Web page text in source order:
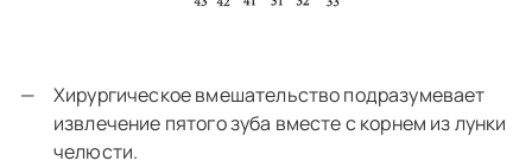
Хирургическое вмешательство подразумевает
извлечение пятого зуба вместе с корнем из лунки
челюсти.